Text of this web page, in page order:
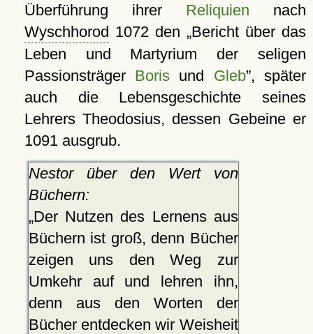
Überführung ihrer Reliquien nach
Wyschhorod 1072 den
Bericht über das
Leben und Martyrium der seligen
Passionsträger Boris und Gleb , später
auch die Lebensgeschichte seines
Lehrers Theodosius, dessen Gebeine er
1091 ausgrub.
Nestor über den Wert von
Büchern:
Der Nutzen des Lernens aus
Büchern ist groß, denn Bücher
zeigen uns den Weg zur
Umkehr auf und lehren ihn,
denn aus den Worten der
Bücher entdecken wir Weisheit